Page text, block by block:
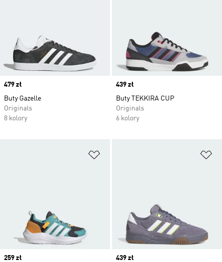
Price
479 zł
Buty Gazelle
Originals
8 kolory
Price
439 zł
Buty TEKKIRA CUP
Originals
6 kolory
Price
259 zł
Price
439 zł